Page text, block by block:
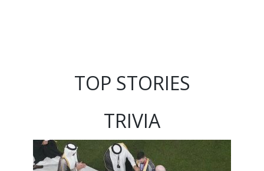
TOP STORIES
TRIVIA